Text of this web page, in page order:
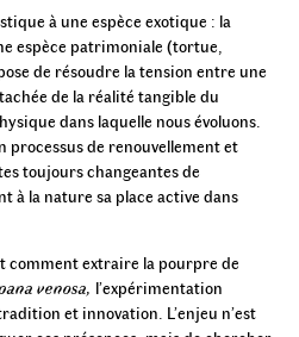
à une espèce exotique : la
espèce patrimoniale (tortue,
de résoudre la tension entre une
de la réalité tangible du
dans laquelle nous évoluons.
processus de renouvellement et
toujours changeantes de
à la nature sa place active dans
comment extraire la pourpre de
venosa, l’expérimentation
et innovation. L’enjeu n’est